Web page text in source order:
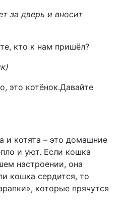
за дверь и вносит
кто к нам пришёл?
это котёнок.Давайте
и котята – это домашние
и уют. Если кошка
настроении, она
кошка сердится, то
которые прячутся